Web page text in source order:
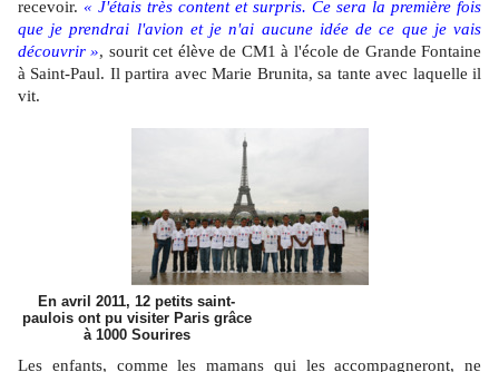
recevoir. « J'étais très content et surpris. Ce sera la première fois
que je prendrai l'avion et je n'ai aucune idée de ce que je vais
découvrir », sourit cet élève de CM1 à l'école de Grande Fontaine
à Saint-Paul. Il partira avec Marie Brunita, sa tante avec laquelle il
vit.
En avril 2011, 12 petits saint-
paulois ont pu visiter Paris grâce
à 1000 Sourires
Les enfants, comme les mamans qui les accompagneront, ne